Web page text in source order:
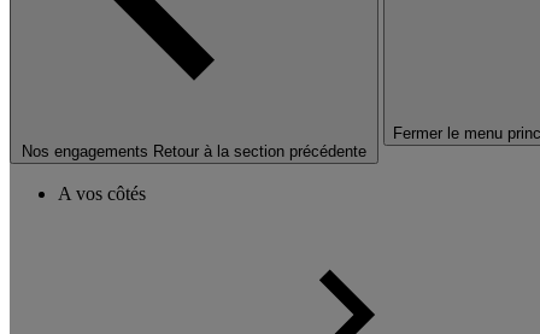
Nos engagements Retour à la section précédente
Fermer le menu
A vos côtés